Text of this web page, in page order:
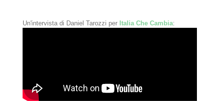
Un'intervista di Daniel Tarozzi per Italia Che Cambia: